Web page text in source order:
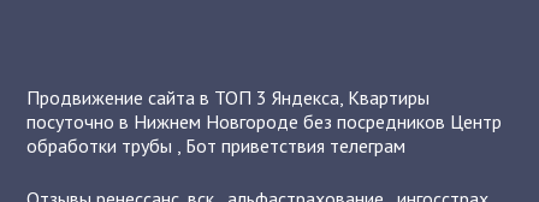
Продвижение сайта в ТОП 3 Яндекса Квартиры
посуточно в Нижнем Новгороде без посредников Центр
обработки трубы
Бот приветствия телеграм